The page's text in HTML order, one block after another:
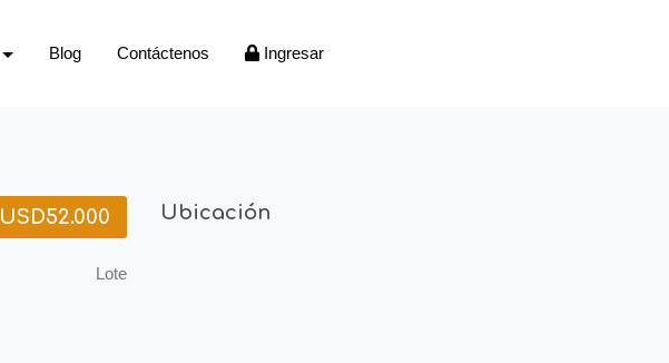
Blog Contáctenos Ingresar
USD52.000
Lote
Ubicación